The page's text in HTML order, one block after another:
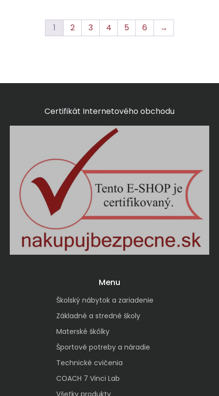
1 2 3 4 5 6 →
Certifikát Internetového obchodu
Menu
Školský nábytok a zariadenie
Základné a stredné školy
Materské škôlky
Športové potreby a náradie
Technické cvičenia
COACH 7 Vinci Lab